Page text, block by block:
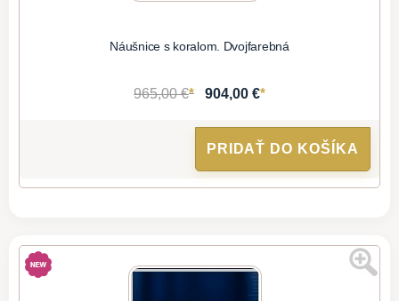
Náušnice s koralom. Dvojfarebná
965,00 €* 904,00 €*
PRIDAŤ DO KOŠÍKA